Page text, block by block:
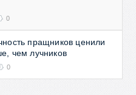
0
пращников ценили
чем лучников
0